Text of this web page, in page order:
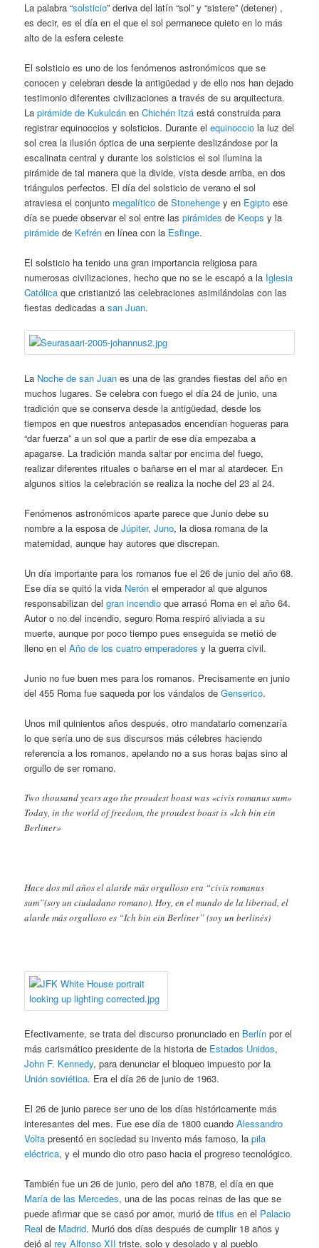
La palabra “solsticio” deriva del latín “sol” y “sistere” (detener) ,
es decir, es el día en el que el sol permanece quieto en lo más
alto de la esfera celeste
El solsticio es uno de los fenómenos astronómicos que se
conocen y celebran desde la antigüedad y de ello nos han dejado
testimonio diferentes civilizaciones a través de su arquitectura.
Lapirámide de Kukulcán enChichén Itzá está construida para
registrar equinoccios y solsticios. Durante elequinoccio la luz del
sol crea la ilusión óptica de una serpiente deslizándose por la
escalinata central y durante los solsticios el sol ilumina la
pirámide de tal manera que la divide, vista desde arriba, en dos
triángulos perfectos. El día del solsticio de verano el sol
atraviesa el conjunto megalítico deStonehenge y en Egipto ese
día se puede observar el sol entre laspirámides de Keops y la
pirámide de Kefrén en línea con la Esfinge.
El solsticio ha tenido una gran importancia religiosa para
numerosas civilizaciones, hecho que no se le escapó a la Iglesia
Católica que cristianizó las celebraciones asimilándolas con las
fiestas dedicadas asan Juan.
La Noche de san Juan es una de las grandes fiestas del año en
muchos lugares. Se celebra con fuego el día 24 de junio, una
tradición que se conserva desde la antigüedad, desde los
tiempos en que nuestros antepasados encendían hogueras para
“dar fuerza” a un sol que a partir de ese día empezaba a
apagarse. La tradición manda saltar por encima del fuego,
realizar diferentes rituales o bañarse en el mar al atardecer. En
algunos sitios la celebración se realiza la noche del 23 al 24.
Fenómenos astronómicos aparte parece que Junio debe su
nombre a la esposa deJúpiter,Juno, la diosa romana de la
maternidad, aunque hay autores que discrepan.
Un día importante para los romanos fue el 26 de junio del año 68.
Ese día se quitó la vida Nerón el emperador al que algunos
responsabilizan delgran incendio que arrasó Roma en el año 64.
Autor o no del incendio, seguro Roma respiró aliviada a su
muerte, aunque por poco tiempo pues enseguida se metió de
lleno en elAño de los cuatro emperadores y la guerra civil.
Junio no fue buen mes para los romanos. Precisamente en junio
del 455 Roma fue saqueda por los vándalos deGenserico.
Unos mil quinientos años después, otro mandatario comenzaría
lo que sería uno de sus discursos más célebres haciendo
referencia a los romanos, apelando no a sus horas bajas sino al
orgullo de ser romano.
Two thousand years ago the proudest boast was «civis romanus sum»
Today, in the world of freedom, the proudest boast is «Ich bin ein
Berliner»
Hace dos mil años el alarde más orgulloso era “civis romanus
sum”(soy un ciudadano romano). Hoy, en el mundo de la libertad, el
alarde más orgulloso es “Ich bin ein Berliner” (soy un berlinés)
Efectivamente, se trata del discurso pronunciado en Berlín por el
más carismático presidente de la historia de Estados Unidos,
John F. Kennedy, para denunciar el bloqueo impuesto por la
Unión soviética. Era el día 26 de junio de 1963.
El 26 de junio parece ser uno de los días históricamente más
interesantes del mes. Fue ese día de 1800 cuandoAlessandro
Volta presentó en sociedad su invento más famoso, lapila
eléctrica, y el mundo dio otro paso hacia el progreso tecnológico.
También fue un 26 de junio, pero del año 1878, el día en que
María de las Mercedes, una de las pocas reinas de las que se
puede afirmar que se casó por amor, murió detifus en el Palacio
Real de Madrid. Murió dos días después de cumplir 18 años y
dejó al rey Alfonso XII triste, solo y desolado y al pueblo